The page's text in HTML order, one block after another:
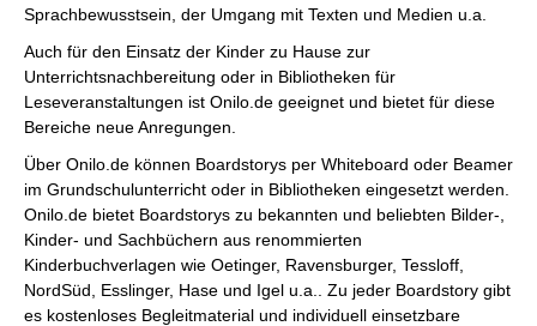
Sprachbewusstsein, der Umgang mit Texten und Medien u.a.
Auch für den Einsatz der Kinder zu Hause zur
Unterrichtsnachbereitung oder in Bibliotheken für
Leseveranstaltungen ist Onilo.de geeignet und bietet für diese
Bereiche neue Anregungen.
Über Onilo.de können Boardstorys per Whiteboard oder Beamer
im Grundschulunterricht oder in Bibliotheken eingesetzt werden.
Onilo.de bietet Boardstorys zu bekannten und beliebten Bilder-,
Kinder- und Sachbüchern aus renommierten
Kinderbuchverlagen wie Oetinger, Ravensburger, Tessloff,
NordSüd, Esslinger, Hase und Igel u.a.. Zu jeder Boardstory gibt
es kostenloses Begleitmaterial und individuell einsetzbare